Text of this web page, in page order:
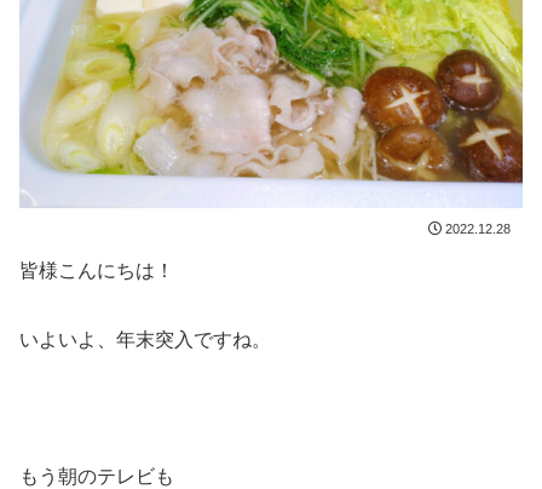
2022.12.28
皆様こんにちは！
いよいよ、年末突入ですね。
もう朝のテレビも